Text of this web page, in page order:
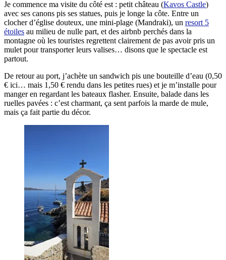
Je commence ma visite du côté est : petit château (Kavos Castle)
avec ses canons pis ses statues, puis je longe la côte. Entre un
clocher d’église douteux, une mini-plage (Mandraki), un resort 5
étoiles au milieu de nulle part, et des airbnb perchés dans la
montagne où les touristes regrettent clairement de pas avoir pris un
mulet pour transporter leurs valises… disons que le spectacle est
partout.
De retour au port, j’achète un sandwich pis une bouteille d’eau (0,50
€ ici… mais 1,50 € rendu dans les petites rues) et je m’installe pour
manger en regardant les bateaux flasher. Ensuite, balade dans les
ruelles pavées : c’est charmant, ça sent parfois la marde de mule,
mais ça fait partie du décor.